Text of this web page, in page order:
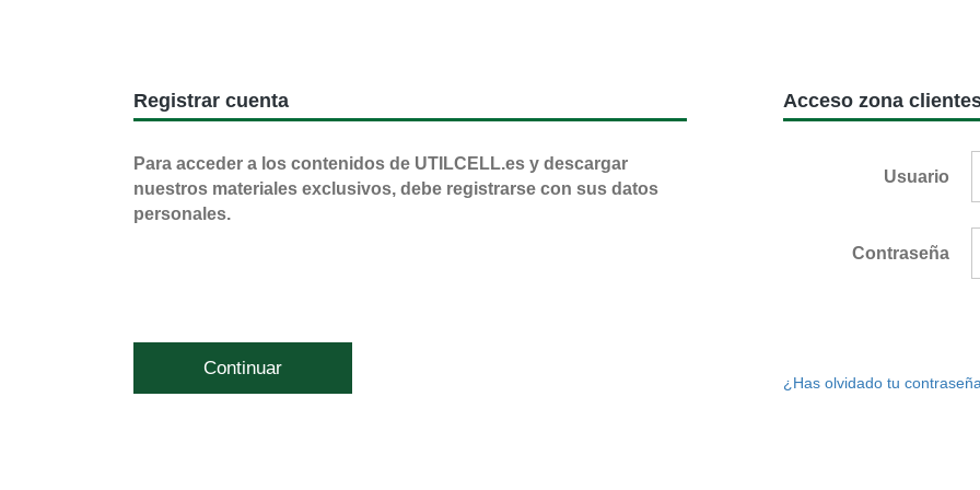
Registrar cuenta
Para acceder a los contenidos de UTILCELL.es y descargar
nuestros materiales exclusivos, debe registrarse con sus datos
personales.
Continuar
Acceso zona
Usuario
Contraseña
¿Has olvidado tu